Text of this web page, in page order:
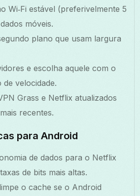
Wi‑Fi estável (preferivelmente 5
móveis.
plano que usam largura
e escolha aquele com o
velocidade.
Grass e Netflix atualizados
recentes.
para Android
de dados para o Netflix
de bits mais altas.
o cache se o Android